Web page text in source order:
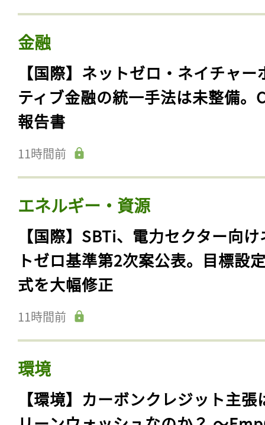
金融
【国際】ネットゼロ・ネイチャー
ティブ金融の統一手法は未整備。
報告書
11時間前
エネルギー・資源
【国際】SBTi、電力セクター向
トゼロ基準第2次案公表。目標設
式を大幅修正
11時間前
環境
【環境】カーボンクレジット主張